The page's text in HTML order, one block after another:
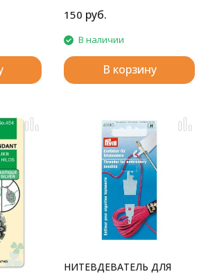
150 руб.
В наличии
В корзину
НИТЕВДЕВАТЕЛЬ ДЛЯ